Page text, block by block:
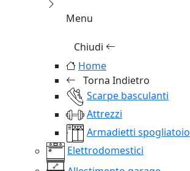
Menu
Chiudi
Home
Torna Indietro
Scarpe basculanti
Attrezzi
Armadietti spogliatoio
Elettrodomestici